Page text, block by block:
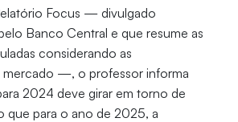
Focus — divulgado
Banco Central e que resume as
considerando as
mercado —, o professor informa
2024 deve girar em torno de
que para o ano de 2025, a